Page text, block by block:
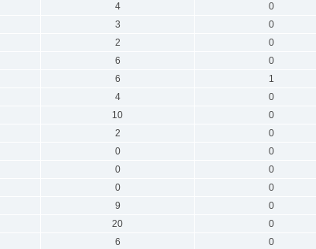
4 0
3 0
2 0
6 0
6 1
4 0
10 0
2 0
0 0
0 0
0 0
9 0
20 0
6 0